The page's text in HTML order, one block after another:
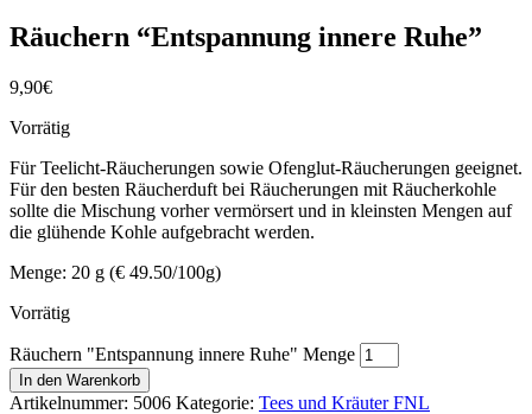
Räuchern “Entspannung innere Ruhe”
9,90€
Vorrätig
Für Teelicht-Räucherungen sowie Ofenglut-Räucherungen geeignet.
Für den besten Räucherduft bei Räucherungen mit Räucherkohle
sollte die Mischung vorher vermörsert und in kleinsten Mengen auf
die glühende Kohle aufgebracht werden.
Menge: 20 g (€ 49.50/100g)
Vorrätig
Räuchern "Entspannung innere Ruhe" Menge
In den Warenkorb
Artikelnummer: 5006 Kategorie: Tees und Kräuter FNL